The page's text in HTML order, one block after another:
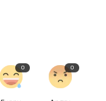
0 0